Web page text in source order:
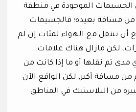
الجسيمات الموجودة في منطقة
مسافة بعيدة؛ فالجسيمات
أن تنتقل مع الهواء لمئات إن لم
لكن مازال هناك علامات
تم نقلها أو ما إذا كانت من
مسافة أكبر، لكن الواقع الآن
من البلاستيك في المناطق